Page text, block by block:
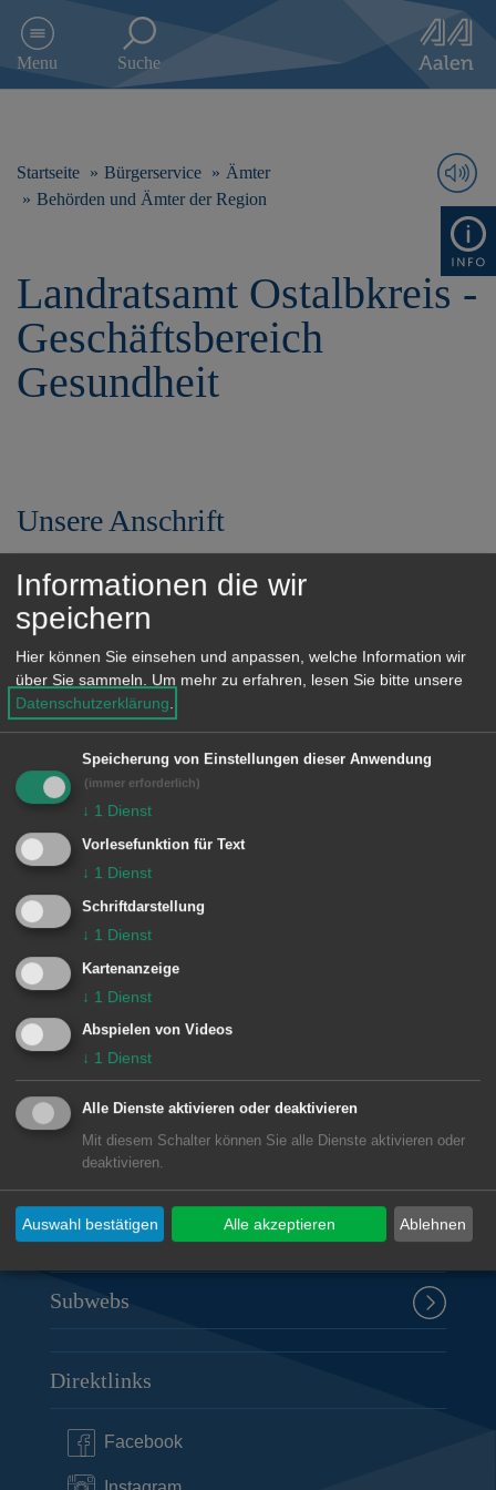
e
Menu Suche
Startseite Bürgerservice
Ämter
Behörden und Ämter der Region
Landratsamt Ostalbkreis -
Geschäftsbereich
Gesundheit
Unsere Anschrift
Julius-Bausch-Straße 12
73430 Aalen
Telefon: 07361 503-1120
Fax: 07361 503-1155
E-Mail:gesundheitsamt@ostalbkreis.de
Lage im GIS-Geodatenportal anzeigen
Unsere Anschrift
Rathaus Aalen
Marktplatz 30
07361 52-0
presseamt@aalen.de
Öffnungszeiten Rathaus Aalen
Subwebs
Direktlinks
Facebook
Informationen die wir
speichern
Hier können Sie einsehen und anpassen, welche Information wir
über Sie sammeln. Um mehr zu erfahren, lesen Sie bitte unsere
Datenschutzerklärung.
Speicherung von Einstellungen dieser Anwendung
(immer erforderlich)
↓ 1 Dienst
Vorlesefunktion für Text
↓ 1 Dienst
Schriftdarstellung
↓ 1 Dienst
Kartenanzeige
↓ 1 Dienst
Abspielen von Videos
↓ 1 Dienst
Alle Dienste aktivieren oder deaktivieren
Mit diesem Schalter können Sie alle Dienste aktivieren oder
deaktivieren.
Ablehnen
Auswahl bestätigen Alle akzeptieren